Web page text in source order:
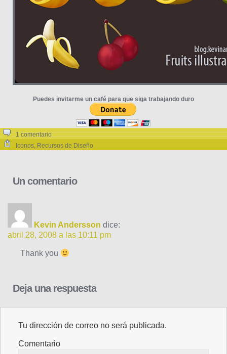
Puedes invitarme un café para que siga trabajando duro
1 comentario
Iconos, Recursos de Diseño
Un comentario
Kevin Andersson dice:
abril 28, 2008 a las 10:11 pm
Thank you
Deja una respuesta
Tu dirección de correo no será publicada.
Comentario